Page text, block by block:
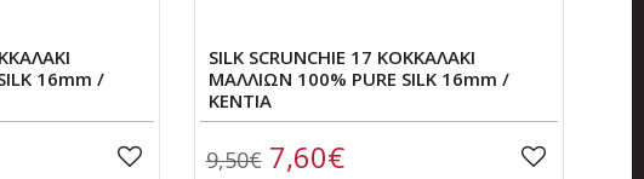
16mm /
SILK SCRUNCHIE 17 ΚΟΚΚΑΛΑΚΙ
ΜΑΛΛΙΩΝ 100% PURE SILK 16mm /
ΚΕΝΤΙΑ
9,50€7,60€